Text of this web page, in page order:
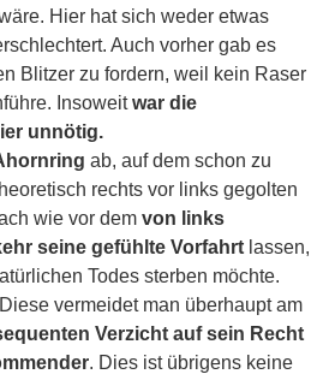
Hier hat sich weder etwas
Auch vorher gab es
Blitzer zu fordern, weil kein Raser
Insoweitwar die
unnötig.
ab, auf dem schon zu
rechts vor links gegolten
wie vor dem von links
seine gefühlte Vorfahrt lassen,
Todes sterben möchte.
Diese vermeidet man überhaupt am
Verzicht auf sein Recht
. Dies ist übrigens keine